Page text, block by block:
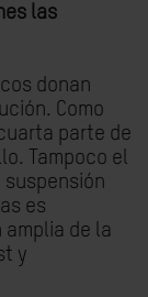
las
donan
Como
parte de
Tampoco el
suspensión
es
de la
y